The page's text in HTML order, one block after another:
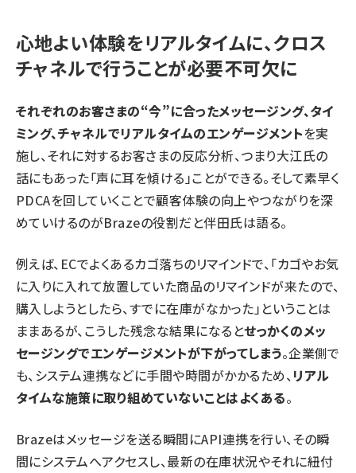
心地よい体験をリアルタイムに、クロス
チャネルで行うことが必要不可欠に
それぞれのお客さまの“今”に合ったメッセージング、タイ
ミング、チャネルでリアルタイムのエンゲージメントを実
施し、それに対するお客さまの反応分析、つまり大江氏の
話にもあった「声に耳を傾ける」ことができる。そして素早く
PDCAを回していくことで顧客体験の向上やつながりを深
めていけるのがBrazeの役割だと伴田氏は語る。
例えば、ECでよくあるカゴ落ちのリマインドで、「カゴやお気
に入りに入れて放置していた商品のリマインドが来たので、
購入しようとしたら、すでに在庫がなかった」ということは
ままあるが、こうした残念な結果になるとせっかくのメッ
セージングでエンゲージメントが下がってしまう。企業側で
も、システム連携などに手間や時間がかかるため、リアル
タイムな施策に取り組めていないことはよくある。
Brazeはメッセージを送る瞬間にAPI連携を行い、その瞬
間にシステムへアクセスし、最新の在庫状況やそれに紐付